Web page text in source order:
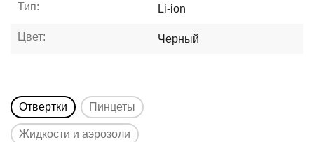
Тип: Li-ion
Цвет: Черный
Отвертки Пинцеты
Жидкости и аэрозоли